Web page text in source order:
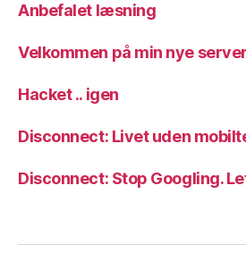
Anbefalet læsning
Velkommen på min nye server
Hacket .. igen
Disconnect: Livet uden
Disconnect: Stop Googling.